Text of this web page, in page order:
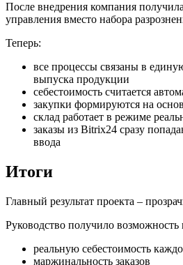
После внедрения компания
управления вместо набора
Теперь:
все процессы связаны в
выпуска продукции
себестоимость считается
закупки формируются на
склад работает в режиме
заказы из Bitrix24 сразу
ввода
Итоги
Главный результат проекта –
Руководство получило возможность
реальную себестоимость
маржинальность заказов